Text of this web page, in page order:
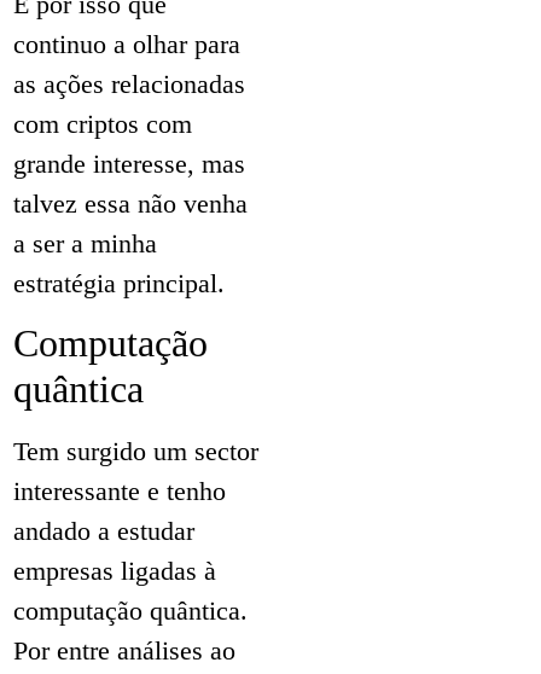
continuo a olhar para
as ações relacionadas
com criptos com
grande interesse, mas
talvez essa não venha
a ser a minha
estratégia principal.
Computação
quântica
Tem surgido um sector
interessante e tenho
andado a estudar
empresas ligadas à
computação quântica.
Por entre análises ao